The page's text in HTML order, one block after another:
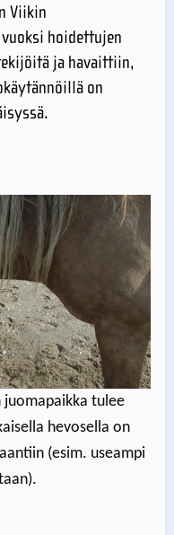
Viikin
hoidettujen
ja havaittiin,
on
juomapaikka tulee
hevosella on
(esim. useampi